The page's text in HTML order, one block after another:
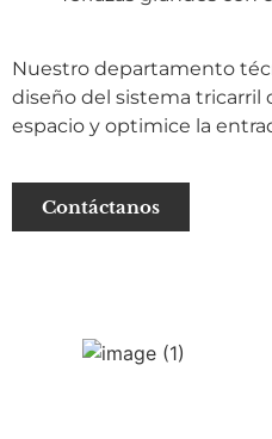
Nuestro departamento
diseño del sistema tricarril
espacio y optimice la
Contáctanos